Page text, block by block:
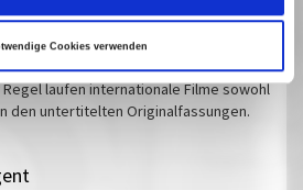
Cookies verwenden
die durch die immer schnellere
kurz in den Kinos zu sehen sind,
Leinwand genießen. Bei uns sollen Sie
laufen internationale Filme sowohl
den untertitelten Originalfassungen.